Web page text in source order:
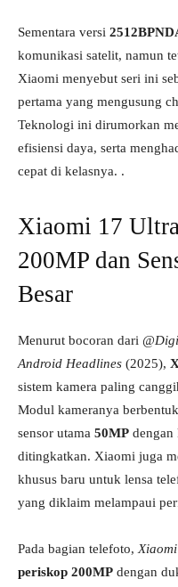
Sementara versi
komunikasi satelit, namun
Xiaomi menyebut seri ini
pertama yang mengusung
Teknologi ini dirumorkan
efisiensi daya, serta
cepat di kelasnya. .
Xiaomi 17
200MP dan
Besar
Menurut bocoran dari
Android Headlines (2025),
sistem kamera paling
Modul kameranya
sensor utama 50MP dengan
ditingkatkan. Xiaomi juga
khusus baru untuk lensa
yang diklaim melampaui
Pada bagian telefoto,
periskop 200MP dengan